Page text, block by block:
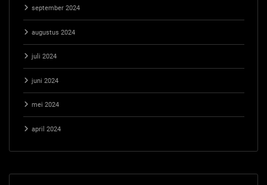
september 2024
augustus 2024
juli 2024
juni 2024
mei 2024
april 2024